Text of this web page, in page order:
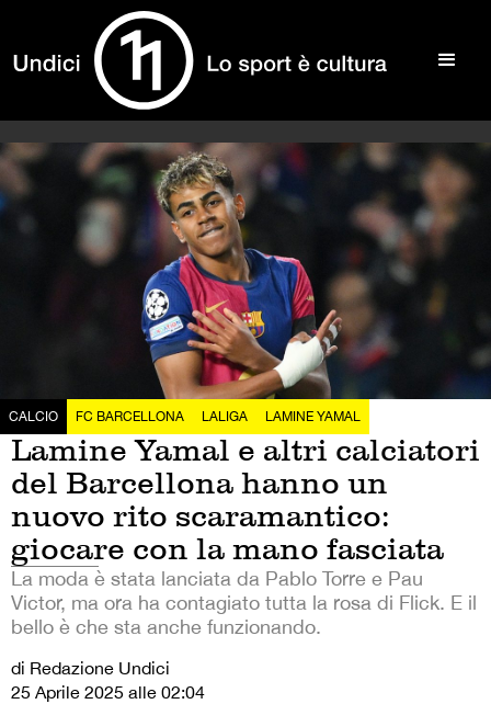
CALCIO FC BARCELLONA LALIGA LAMINE YAMAL
Lamine Yamal e altri calciatori
del Barcellona hanno un
nuovo rito scaramantico:
giocare con la mano fasciata
La moda è stata lanciata da Pablo Torre e Pau
Victor, ma ora ha contagiato tutta la rosa di Flick. E il
bello è che sta anche funzionando.
di Redazione Undici
25 Aprile 2025 alle 02:04